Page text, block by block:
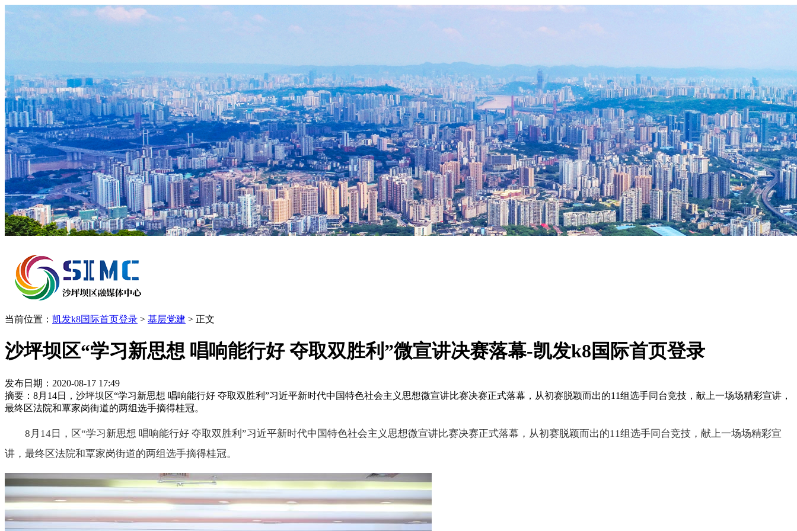
当前位置： 凯发k8国际首页登录 > 基层党建 > 正文
沙坪坝区“学习新思想 唱响能行好 夺取双胜利”微宣讲决赛落幕-凯发k8国际首页登录
发布日期：2020-08-17 17:49
摘要：8月14日，沙坪坝区“学习新思想 唱响能行好 夺取双胜利”习近平新时代中国特色社会主义思想微宣讲比赛决赛正式落幕，从初赛脱颖而出的11组选手同台竞技，献上一场场精彩宣讲，
最终区法院和覃家岗街道的两组选手摘得桂冠。
8月14日，区“学习新思想 唱响能行好 夺取双胜利”习近平新时代中国特色社会主义思想微宣讲比赛决赛正式落幕，从初赛脱颖而出的11组选手同台竞技，献上一场场精彩宣
讲，最终区法院和覃家岗街道的两组选手摘得桂冠。